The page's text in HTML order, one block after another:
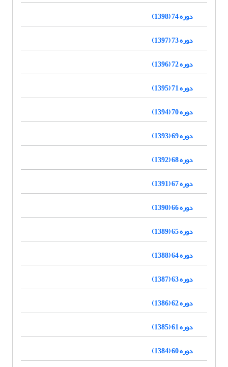
دوره 74 (1398)
دوره 73 (1397)
دوره 72 (1396)
دوره 71 (1395)
دوره 70 (1394)
دوره 69 (1393)
دوره 68 (1392)
دوره 67 (1391)
دوره 66 (1390)
دوره 65 (1389)
دوره 64 (1388)
دوره 63 (1387)
دوره 62 (1386)
دوره 61 (1385)
دوره 60 (1384)